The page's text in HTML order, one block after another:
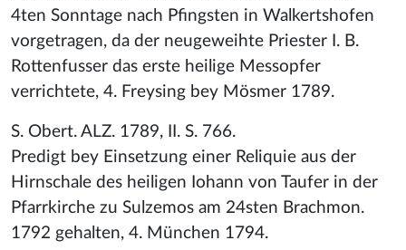
4ten Sonntage nach Pfingsten in Walkertshofen
vorgetragen, da der neugeweihte Priester I. B.
Rottenfusser das erste heilige Messopfer
verrichtete, 4. Freysing bey Mösmer 1789.
S. Obert. ALZ. 1789, II. S. 766.
Predigt bey Einsetzung einer Reliquie aus der
Hirnschale des heiligen Iohann von Taufer in der
Pfarrkirche zu Sulzemos am 24sten Brachmon.
1792 gehalten, 4. München 1794.